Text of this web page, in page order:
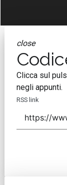
close
Clicca sul
negli appunti.
RSS link